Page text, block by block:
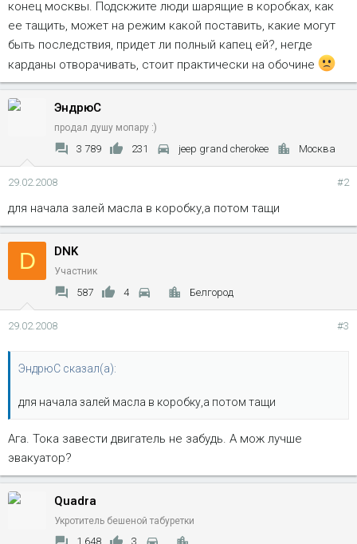
конец москвы. Подскжите люди шарящие в коробках, как
ее тащить, может на режим какой поставить, какие могут
быть последствия, придет ли полный капец ей?, негде
карданы отворачивать, стоит практически на обочине
ЭндрюС
продал душу мопару :)
3 789 231 jeep grand cherokee Москва
29.02.2008 #2
для начала залей масла в коробку,а потом тащи
D DNK
Участник
587 4 Белгород
29.02.2008 #3
ЭндрюС сказал(а):
для начала залей масла в коробку,а потом тащи
Ага. Тока завести двигатель не забудь. А мож лучше
эвакуатор?
Quadra
Укротитель бешеной табуретки
1 648 3